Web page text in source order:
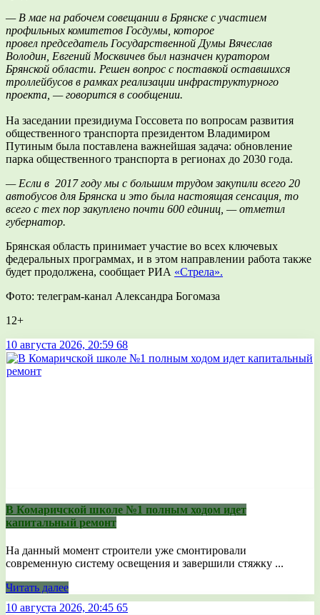
— В мае на рабочем совещании в Брянске с участием
профильных комитетов Госдумы, которое
провел председатель Государственной Думы Вячеслав
Володин, Евгений Москвичев был назначен куратором
Брянской области. Решен вопрос с поставкой оставшихся
троллейбусов в рамках реализации инфраструктурного
проекта, — говорится в сообщении.
На заседании президиума Госсовета по вопросам развития
общественного транспорта президентом Владимиром
Путиным была поставлена важнейшая задача: обновление
парка общественного транспорта в регионах до 2030 года.
— Если в 2017 году мы с большим трудом закупили всего 20
автобусов для Брянска и это была настоящая сенсация, то
всего с тех пор закуплено почти 600 единиц, — отметил
губернатор.
Брянская область принимает участие во всех ключевых
федеральных программах, и в этом направлении работа также
будет продолжена, сообщает РИА «Стрела».
Фото: телеграм-канал Александра Богомаза
12+
10 августа 2026, 20:59 68
В Комаричской школе №1 полным ходом идет
капитальный ремонт
На данный момент строители уже смонтировали
современную систему освещения и завершили стяжку ...
Читать далее
10 августа 2026, 20:45 65